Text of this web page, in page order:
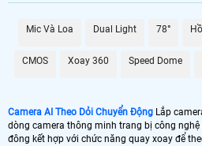
Mic Và Loa Dual Light 78°
CMOS Xoay 360 Speed Dome
Camera AI Theo Dỏi Chuyển Động Lắp
dòng camera thông minh trang bị công
đông kết hợp với chức năng quay xoay để